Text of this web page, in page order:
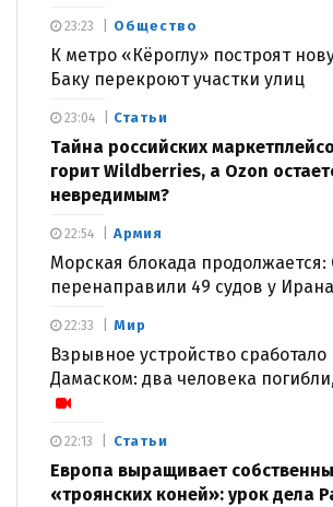
Общество
К метро «Кёроглу» построят
Баку перекроют участки улиц
23:23
Статьи
Тайна российских
горит Wildberries, а Ozon
невредимым?
23:04
Армия
Морская блокада
перенаправили 49 судов у Ирана
22:54
Мир
Взрывное устройство сработало
Дамаском: два человека
22:33
Статьи
Европа выращивает
«троянских коней»: урок дела
22:13